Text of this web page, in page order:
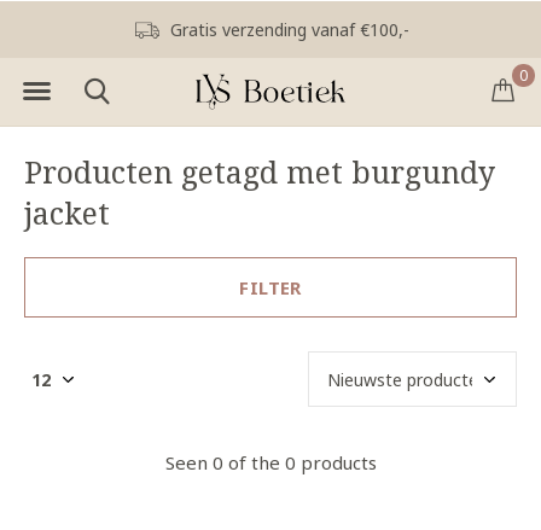
0
Gratis verzending vanaf €100,-
Producten getagd met burgundy
jacket
FILTER
Seen 0 of the 0 products